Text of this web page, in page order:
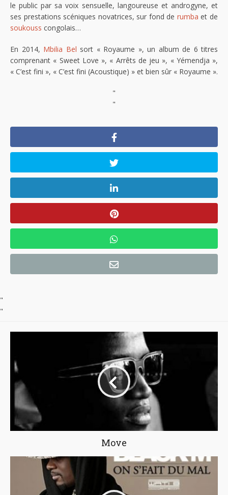
le public par sa voix sensuelle, langoureuse et androgyne, et
ses prestations scéniques novatrices, sur fond de rumba et de
soukouss congolais…
En 2014, Mbilia Bel sort « Royaume », un album de 6 titres
comprenant « Sweet Love », « Arrêts de jeu », « Yémendja »,
« C’est fini », « C’est fini (Acoustique) » et bien sûr « Royaume ».
"
"
"
"
Move